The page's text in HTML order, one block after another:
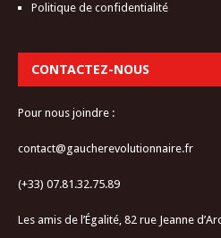
Politique de confidentialité
CONTACTEZ-NOUS
Pour nous joindre :
contact@gaucherevolutionnaire.fr
(+33) 07.81.32.75.89
Les amis de l’Égalité, 82 rue Jeanne